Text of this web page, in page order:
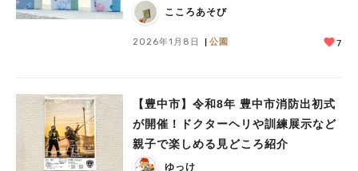
こころあそび
2026年1月8日 公園 7
【豊中市】令和8年 豊中市消防出初式
が開催！ドクターヘリや訓練展示など
親子で楽しめる見どころ紹介
ゆっけ